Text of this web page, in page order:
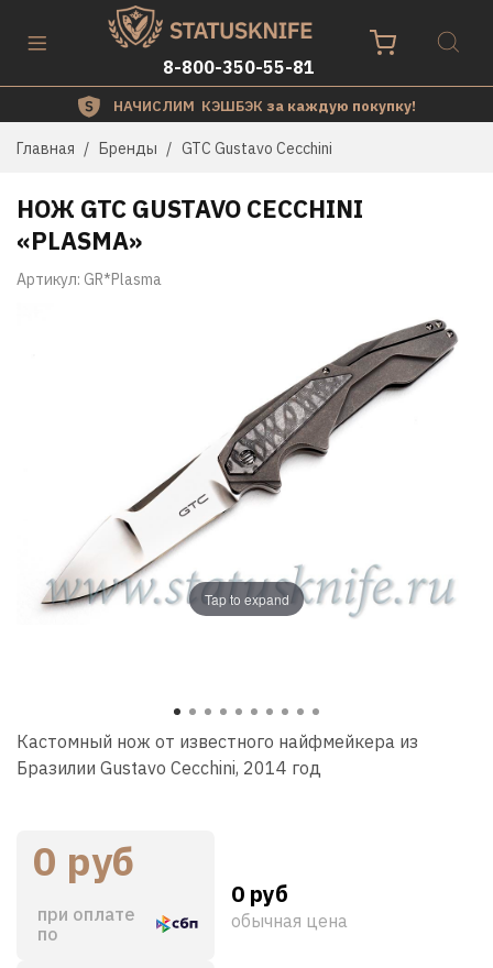
8-800-350-55-81
НАЧИСЛИМ КЭШБЭК за каждую покупку!
Главная Бренды GTC Gustavo Cecchini
Tap to expand
Артикул: GR*Plasma
НОЖ GTC GUSTAVO CECCHINI
«PLASMA»
Кастомный нож от известного найфмейкера из
Бразилии Gustavo Cecchini, 2014 год
0 руб
при оплате
по
0 руб
обычная цена